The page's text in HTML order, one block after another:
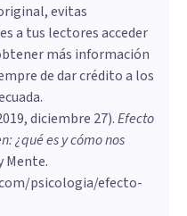
evitas
a tus lectores acceder
más información
de dar crédito a los
diciembre 27).Efecto
¿qué es y cómo nos
Mente.
psicologia/efecto-